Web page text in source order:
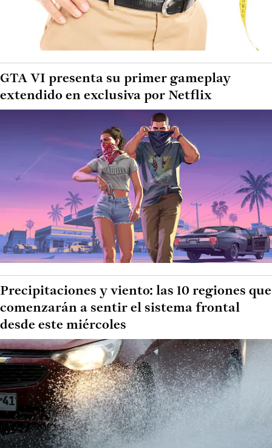
GTA VI presenta su primer gameplay
extendido en exclusiva por Netflix
Precipitaciones y viento: las 10 regiones que
comenzarán a sentir el sistema frontal
desde este miércoles